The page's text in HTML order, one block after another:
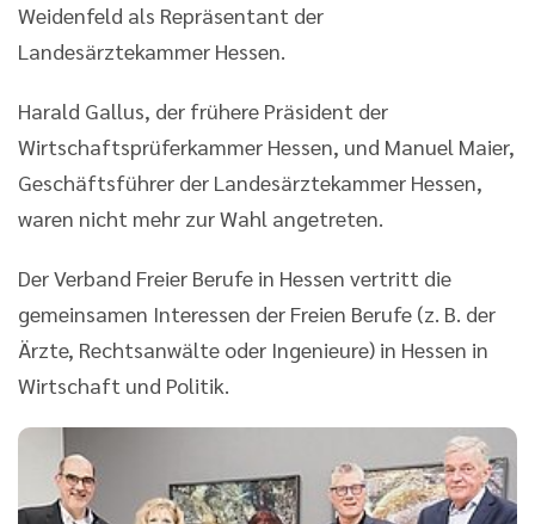
Weidenfeld als Repräsentant der
Landesärztekammer Hessen.
Harald Gallus, der frühere Präsident der
Wirtschaftsprüferkammer Hessen, und Manuel Maier,
Geschäftsführer der Landesärztekammer Hessen,
waren nicht mehr zur Wahl angetreten.
Der Verband Freier Berufe in Hessen vertritt die
gemeinsamen Interessen der Freien Berufe (z. B. der
Ärzte, Rechtsanwälte oder Ingenieure) in Hessen in
Wirtschaft und Politik.